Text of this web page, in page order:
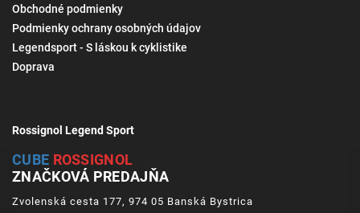
Obchodné podmienky
Podmienky ochrany osobných údajov
Legendsport - S láskou k cyklistike
Doprava
Rossignol Legend Sport
CUBE ROSSIGNOL
ZNAČKOVÁ PREDAJŇA
Zvolenská cesta 177, 974 05 Banská Bystrica